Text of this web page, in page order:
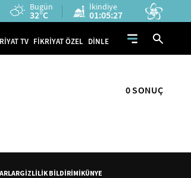
Bugün
32°C
İkindiye
01:05:27
TV FİKRİYAT ÖZEL DİNLE
0 SONUÇ
GİZLİLİK BİLDİRİMİKÜNYE